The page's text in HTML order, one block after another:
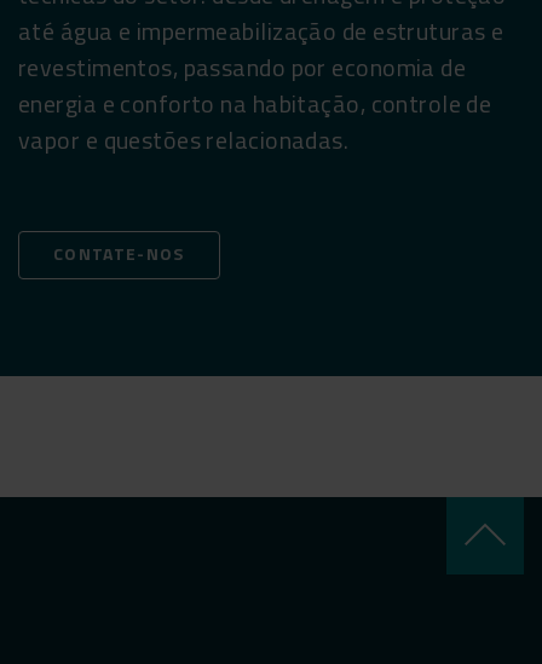
até água e impermeabilização de estruturas e
revestimentos, passando por economia de
energia e conforto na habitação, controle de
vapor e questões relacionadas.
CONTATE-NOS
keyboard_arrow_up